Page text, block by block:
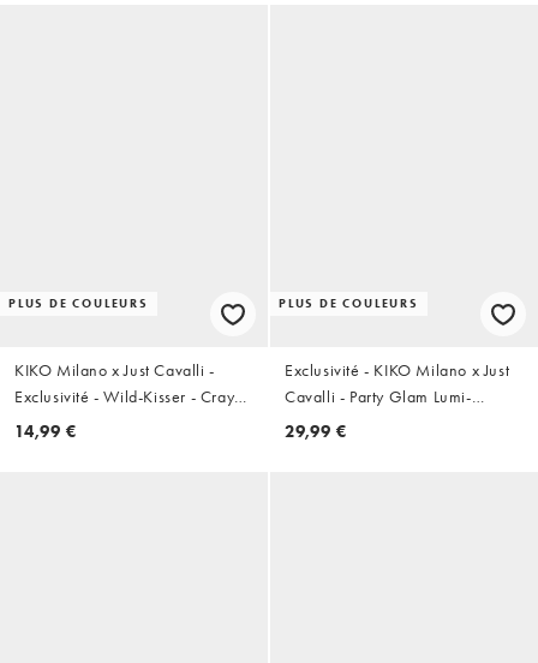
PLUS DE COULEURS
KIKO Milano x Just Cavalli -
Exclusivité - Wild-Kisser - Crayon
à lèvres - 03 No Rulez
14,99 €
PLUS DE COULEURS
Exclusivité - KIKO Milano x Just
Cavalli - Party Glam Lumi-
Bronzer - Poudre bronzante - 01
29,99 €